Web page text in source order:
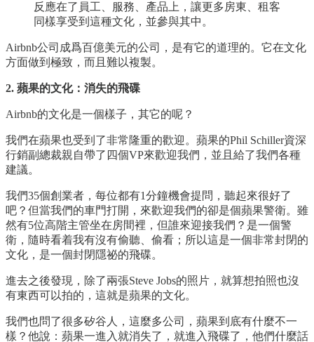
反應在了員工、服務、產品上，讓更多房東、租客
同樣享受到這種文化，並參與其中。
Airbnb公司成爲百億美元的公司，是有它的道理的。它在文化
方面做到極致，而且難以複製。
2. 蘋果的文化：消失的飛碟
Airbnb的文化是一個樣子，其它的呢？
我們在蘋果也受到了非常隆重的歡迎。蘋果的Phil Schiller資深
行銷副總裁親自帶了四個VP來歡迎我們，並且給了我們各種
建議。
我們35個創業者，每位都有1分鐘機會提問，聽起來很好了
吧？但當我們的車門打開，來歡迎我們的卻是個蘋果警衛。雖
然有5位高階主管坐在房間裡，但誰來迎接我們？是一個警
衛，隨時看着我有沒有偷聽、偷看；所以這是一個非常封閉的
文化，是一個封閉隱祕的飛碟。
進去之後發現，除了兩張Steve Jobs的照片，就算想拍照也沒
有東西可以拍的，這就是蘋果的文化。
我們也問了很多矽谷人，這麼多公司，蘋果到底有什麼不一
樣？他說：蘋果一進入就消失了，就進入飛碟了，他們什麼話